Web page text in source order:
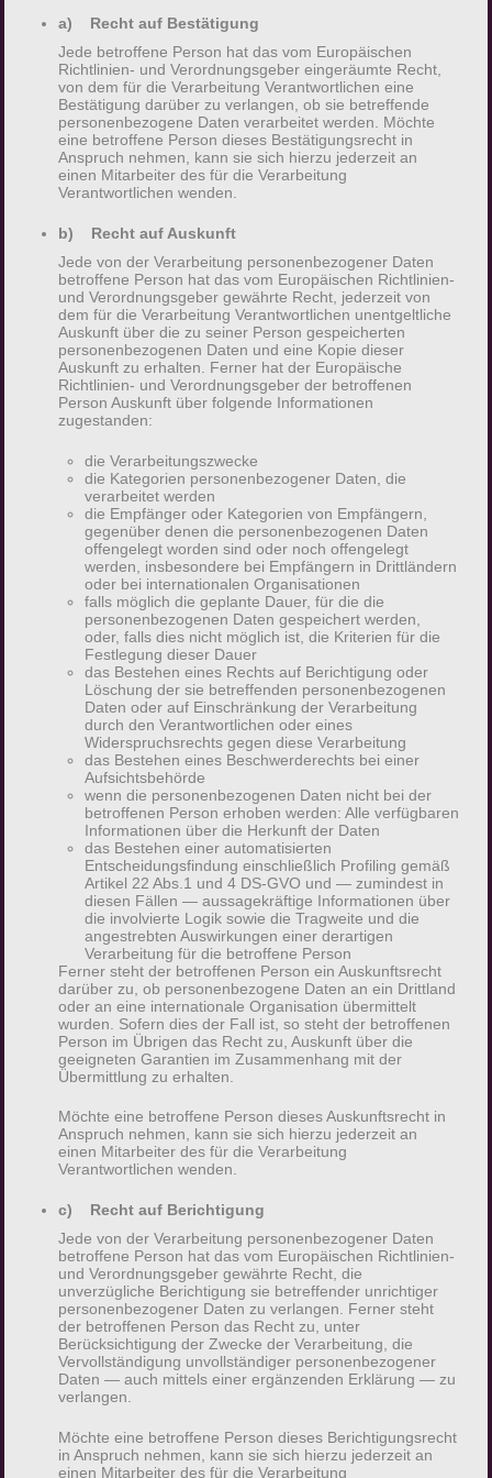
mittels einer entsprechenden Einstellung des
genutzten Internetbrowsers verhindern und damit
der Setzung von Cookies dauerhaft
widersprechen. Ferner können bereits gesetzte
Cookies jederzeit über einen Internetbrowser oder
andere Softwareprogramme gelöscht werden.
Dies ist in allen gängigen Internetbrowsern
möglich. Deaktiviert die betroffene Person die
Setzung von Cookies in dem genutzten
Internetbrowser, sind unter Umständen nicht alle
Funktionen unserer Internetseite vollumfänglich
nutzbar.
Erfassung von allgemeinen Daten und
Informationen
Internetseite durch eine betroffene Person oder
ein automatisiertes System eine Reihe von
allgemeinen Daten und Informationen. Diese
allgemeinen Daten und Informationen werden in
den Logfiles des Servers gespeichert. Erfasst
werden können die (1) verwendeten Browsertypen
und Versionen, (2) das vom zugreifenden System
verwendete Betriebssystem, (3) die Internetseite,
von welcher ein zugreifendes System auf unsere
Internetseite gelangt (sogenannte Referrer), (4) die
Unterwebseiten, welche über ein zugreifendes
System auf unserer Internetseite angesteuert
werden, (5) das Datum und die Uhrzeit eines
Zugriffs auf die Internetseite, (6) eine Internet-
Protokoll-Adresse (IP-Adresse), (7) der Internet-
Service-Provider des zugreifenden Systems und
(8) sonstige ähnliche Daten und Informationen,
die der Gefahrenabwehr im Falle von Angriffen
auf unsere informationstechnologischen Systeme
dienen.
Bei der Nutzung dieser allgemeinen Daten und
Informationen ziehen wird keine Rückschlüsse auf
die betroffene Person. Diese Informationen
unserer Internetseite korrekt auszuliefern, (2) die
Inhalte unserer Internetseite sowie die Werbung
für diese zu optimieren, (3) die dauerhafte
Funktionsfähigkeit unserer
informationstechnologischen Systeme und der
Technik unserer Internetseite zu gewährleisten
sowie (4) um Strafverfolgungsbehörden im Falle
eines Cyberangriffes die zur Strafverfolgung
notwendigen Informationen bereitzustellen. Diese
anonym erhobenen Daten und Informationen
werden durch uns daher einerseits statistisch und
ferner mit dem Ziel ausgewertet, den Datenschutz
und die Datensicherheit in unserem Unternehmen
zu erhöhen, um letztlich ein optimales
a) Recht auf Bestätigung
Jede betroffene Person hat das vom Europäischen
Richtlinien- und Verordnungsgeber eingeräumte Recht,
von dem für die Verarbeitung Verantwortlichen eine
Bestätigung darüber zu verlangen, ob sie betreffende
personenbezogene Daten verarbeitet werden. Möchte
eine betroffene Person dieses Bestätigungsrecht in
Anspruch nehmen, kann sie sich hierzu jederzeit an
einen Mitarbeiter des für die Verarbeitung
Verantwortlichen wenden.
b) Recht auf Auskunft
Jede von der Verarbeitung personenbezogener Daten
betroffene Person hat das vom Europäischen Richtlinien-
und Verordnungsgeber gewährte Recht, jederzeit von
dem für die Verarbeitung Verantwortlichen unentgeltliche
Auskunft über die zu seiner Person gespeicherten
personenbezogenen Daten und eine Kopie dieser
Auskunft zu erhalten. Ferner hat der Europäische
Richtlinien- und Verordnungsgeber der betroffenen
Person Auskunft über folgende Informationen
zugestanden:
die Verarbeitungszwecke
die Kategorien personenbezogener Daten, die
verarbeitet werden
die Empfänger oder Kategorien von Empfängern,
gegenüber denen die personenbezogenen Daten
offengelegt worden sind oder noch offengelegt
werden, insbesondere bei Empfängern in Drittländern
oder bei internationalen Organisationen
falls möglich die geplante Dauer, für die die
personenbezogenen Daten gespeichert werden,
oder, falls dies nicht möglich ist, die Kriterien für die
Festlegung dieser Dauer
das Bestehen eines Rechts auf Berichtigung oder
Löschung der sie betreffenden personenbezogenen
Daten oder auf Einschränkung der Verarbeitung
durch den Verantwortlichen oder eines
Widerspruchsrechts gegen diese Verarbeitung
das Bestehen eines Beschwerderechts bei einer
Aufsichtsbehörde
wenn die personenbezogenen Daten nicht bei der
betroffenen Person erhoben werden: Alle verfügbaren
Informationen über die Herkunft der Daten
das Bestehen einer automatisierten
Entscheidungsfindung einschließlich Profiling gemäß
Artikel 22 Abs.1 und 4 DS-GVO und — zumindest in
diesen Fällen — aussagekräftige Informationen über
die involvierte Logik sowie die Tragweite und die
angestrebten Auswirkungen einer derartigen
Verarbeitung für die betroffene Person
Ferner steht der betroffenen Person ein Auskunftsrecht
darüber zu, ob personenbezogene Daten an ein Drittland
oder an eine internationale Organisation übermittelt
wurden. Sofern dies der Fall ist, so steht der betroffenen
Person im Übrigen das Recht zu, Auskunft über die
geeigneten Garantien im Zusammenhang mit der
Übermittlung zu erhalten.
Möchte eine betroffene Person dieses Auskunftsrecht in
Anspruch nehmen, kann sie sich hierzu jederzeit an
einen Mitarbeiter des für die Verarbeitung
Verantwortlichen wenden.
c) Recht auf Berichtigung
Jede von der Verarbeitung personenbezogener Daten
betroffene Person hat das vom Europäischen Richtlinien-
und Verordnungsgeber gewährte Recht, die
unverzügliche Berichtigung sie betreffender unrichtiger
personenbezogener Daten zu verlangen. Ferner steht
der betroffenen Person das Recht zu, unter
Berücksichtigung der Zwecke der Verarbeitung, die
Vervollständigung unvollständiger personenbezogener
Daten — auch mittels einer ergänzenden Erklärung — zu
verlangen.
Möchte eine betroffene Person dieses Berichtigungsrecht
in Anspruch nehmen, kann sie sich hierzu jederzeit an
einen Mitarbeiter des für die Verarbeitung